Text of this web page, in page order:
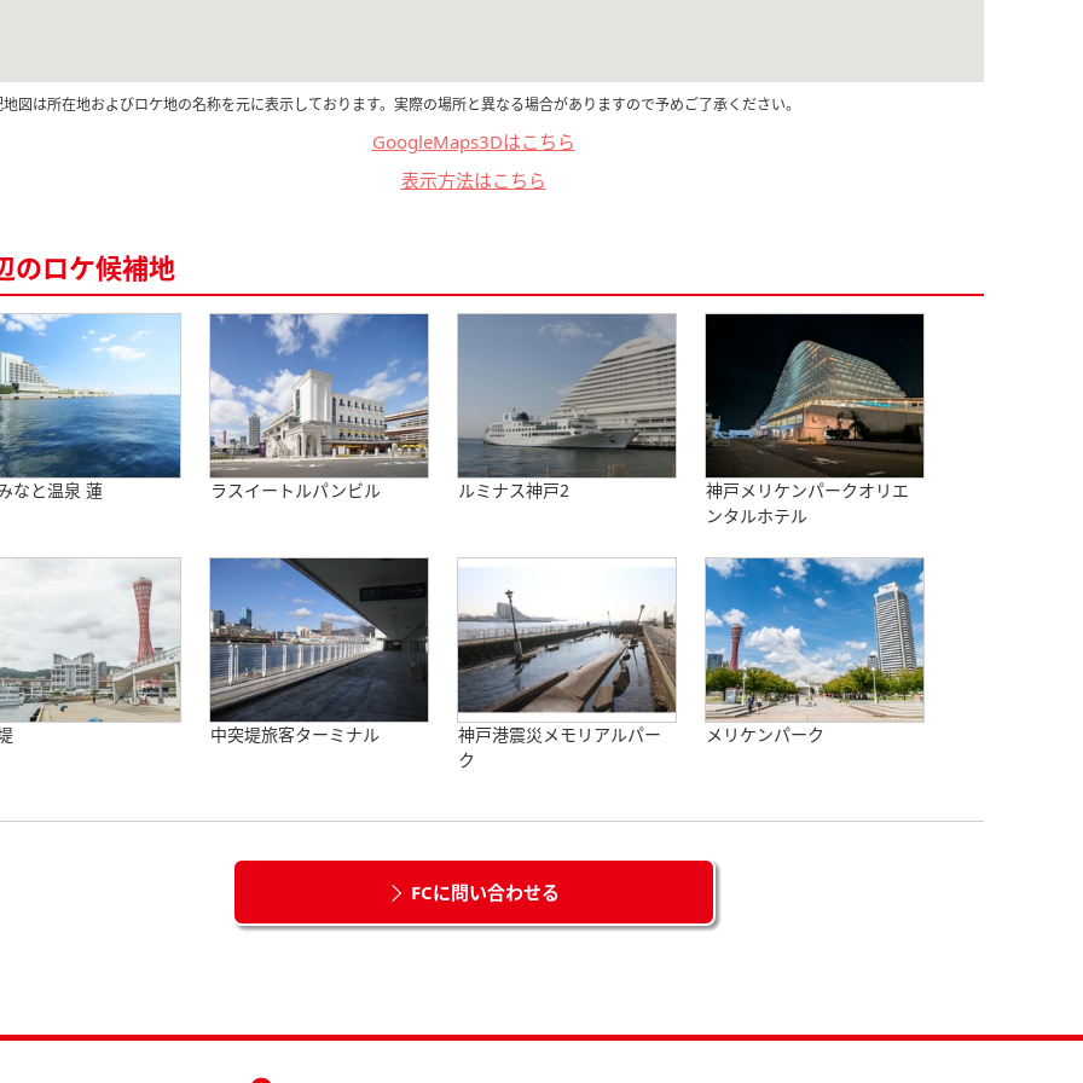
図は所在地およびロケ地の名称を元に表示しております。実際の場所と異なる場合がありますので予めご了承ください。
GoogleMaps3Dはこちら
表示方法はこちら
のロケ候補地
なと温泉 蓮 ラスイートルパンビル ルミナス神戸2
神戸メリケンパークオリエ
ンタルホテル
中突堤旅客ターミナル
神戸港震災メモリアルパー
ク
メリケンパーク
FCに問い合わせる